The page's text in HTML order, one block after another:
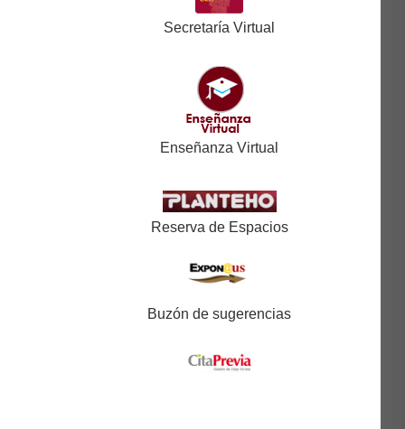
Secretaría Virtual
Enseñanza Virtual
Reserva de Espacios
Buzón de sugerencias